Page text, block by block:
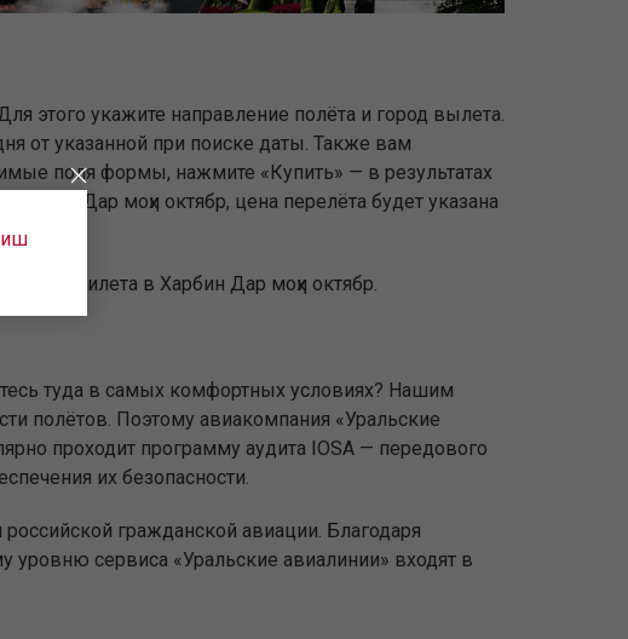
этого укажите направление полёта и город вылета.
от указанной при поиске даты. Также вам
поля формы, нажмите «Купить» — в результатах
Дар моҳи октябр, цена перелёта будет указана
авиабилета в Харбин Дар моҳи октябр.
туда в самых комфортных условиях? Нашим
полётов. Поэтому авиакомпания «Уральские
проходит программу аудита IOSA — передового
их безопасности.
гражданской авиации. Благодаря
сервиса «Уральские авиалинии» входят в